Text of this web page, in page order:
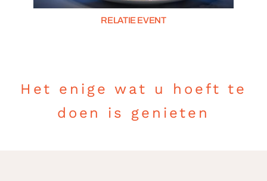
RELATIE EVENT
Het enige wat u hoeft te
doen is genieten